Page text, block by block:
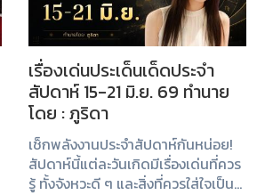
เรื่องเด่นประเด็นเด็ดประจำ
สัปดาห์ 15-21 มิ.ย. 69 ทำนาย
โดย : ภูริดา
เช็กพลังงานประจำสัปดาห์กันหน่อย!
สัปดาห์นี้แต่ละวันเกิดมีเรื่องเด่นที่ควร
รู้ ทั้งจังหวะดี ๆ และสิ่งที่ควรใส่ใจเป็น